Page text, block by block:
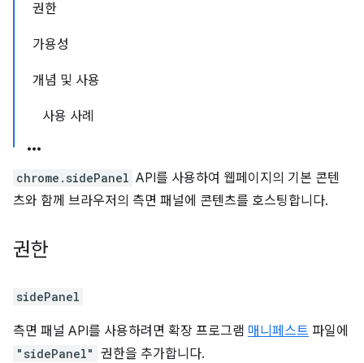
권한
가용성
개념 및 사용
사용 사례
chrome.sidePanel API를 사용하여 웹페이지의 기본 콘텐
츠와 함께 브라우저의 측면 패널에 콘텐츠를 호스팅합니다.
권한
sidePanel
측면 패널 API를 사용하려면 확장 프로그램 매니페스트 파일에
"sidePanel" 권한을 추가합니다.